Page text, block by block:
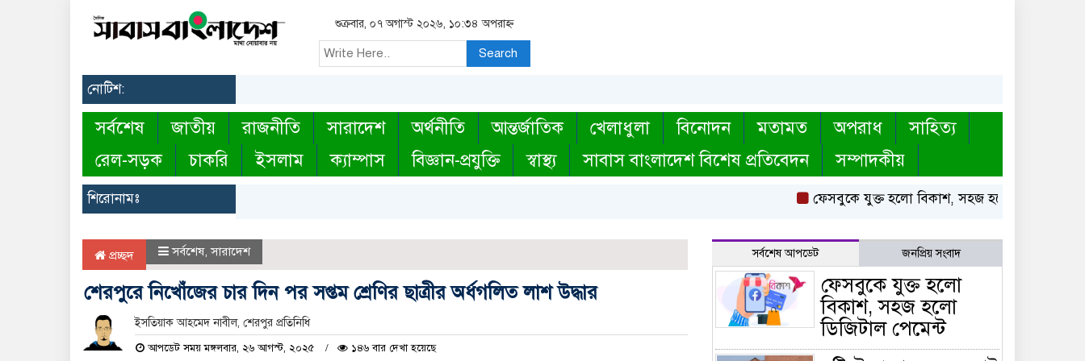
শুক্রবার, ০৭ অগাস্ট ২০২৬, ১০:৩৪ অপরাহ্ন
Search
নোটিশ:
সর্বশেষ জাতীয় রাজনীতি সারাদেশ অর্থনীতি আন্তর্জাতিক খেলাধুলা বিনোদন মতামত অপরাধ
সাহিত্য
রেল-সড়ক
চাকরি ইসলাম ক্যাম্পাস বিজ্ঞান-প্রযুক্তি স্বাস্থ্য সাবাস বাংলাদেশ বিশেষ প্রতিবেদন সম্পাদকীয়
শিরোনামঃ ফেসবুকে যুক্ত হলো বিকাশ, সহজ হলো ডিজিটাল পেমেন্ট
প্রচ্ছদ সর্বশেষ,সারাদেশ
শেরপুরে নিখোঁজের চার দিন পর সপ্তম শ্রেণির ছাত্রীর অর্ধগলিত লাশ উদ্ধার
ইসতিয়াক আহমেদ নাবীল, শেরপুর প্রতিনিধি
আপডেট সময় মঙ্গলবার, ২৬ আগস্ট, ২০২৫ ১৪৬ বার দেখা হয়েছে
সর্বশেষ আপডেট জনপ্রিয় সংবাদ
ফেসবুকে যুক্ত হলো
বিকাশ, সহজ হলো
ডিজিটাল পেমেন্ট